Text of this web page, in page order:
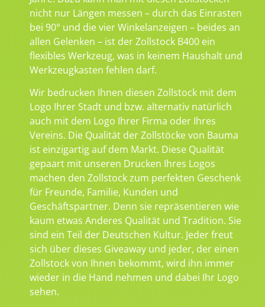
nicht nur Längen messen – durch das Einrasten
bei 90° und die vier Winkelanzeigen – beides an
allen Gelenken – ist der Zollstock B400 ein
flexibles Werkzeug, was in keinem Haushalt und
Werkzeugkasten fehlen darf.
Wir bedrucken Ihnen diesen Zollstock mit dem
Logo Ihrer Stadt und bzw. alternativ natürlich
auch mit dem Logo Ihrer Firma oder Ihres
Vereins. Die Qualität der Zollstöcke von Bauma
ist einzigartig auf dem Markt. Diese Qualität
gepaart mit unseren Drucken Ihres Logos
machen den Zollstock zum perfekten Geschenk
für Freunde, Familie, Kunden und
Geschäftspartner. Denn sie repräsentieren wie
kaum etwas Anderes Qualität und Tradition. Sie
sind ein Teil der Deutschen Kultur. Jeder freut
sich über dieses Giveaway und jeder, der einen
Zollstock von Ihnen bekommt, wird ihn immer
wieder in die Hand nehmen und dabei Ihr Logo
sehen.